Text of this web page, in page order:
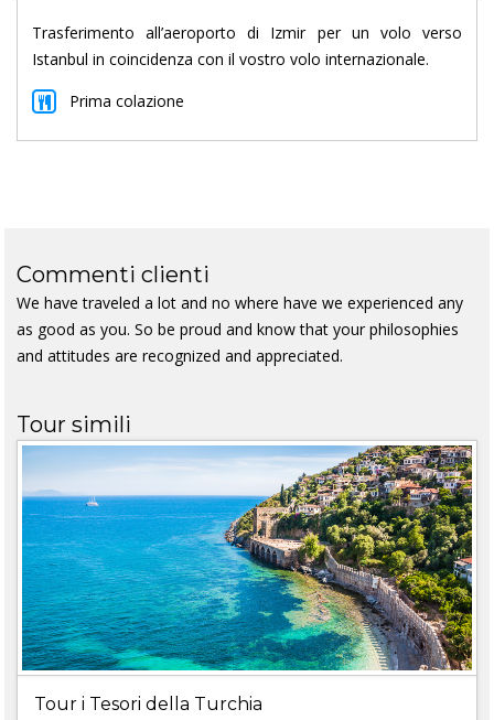
Trasferimento all’aeroporto di Izmir per un volo verso
Istanbul in coincidenza con il vostro volo internazionale.
Prima colazione
Commenti clienti
We have traveled a lot and no where have we experienced any
as good as you. So be proud and know that your philosophies
and attitudes are recognized and appreciated.
Tour simili
Tour i Tesori della Turchia